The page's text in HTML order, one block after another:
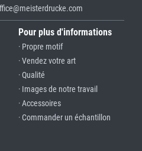
Pour plus d'informations
· Propre motif
· Vendez votre art
· Qualité
· Images de notre travail
· Accessoires
· Commander un échantillon